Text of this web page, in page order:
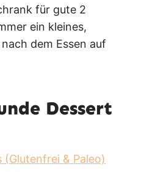
für gute 2
ein kleines,
dem Essen auf
Dessert
(Glutenfrei & Paleo)